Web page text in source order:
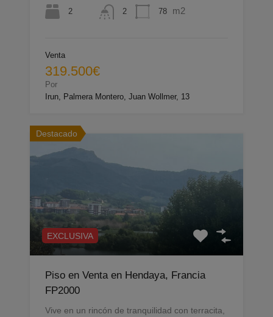
2 2 78 m2
Venta
319.500€
Por
Irun, Palmera Montero, Juan Wollmer, 13
Destacado
EXCLUSIVA
Piso en Venta en Hendaya, Francia
FP2000
Vive en un rincón de tranquilidad con terracita,